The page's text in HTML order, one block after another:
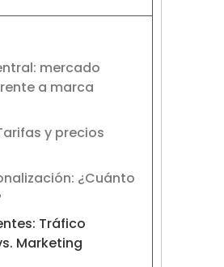
mercado
a marca
y precios
¿Cuánto
Tráfico
Marketing